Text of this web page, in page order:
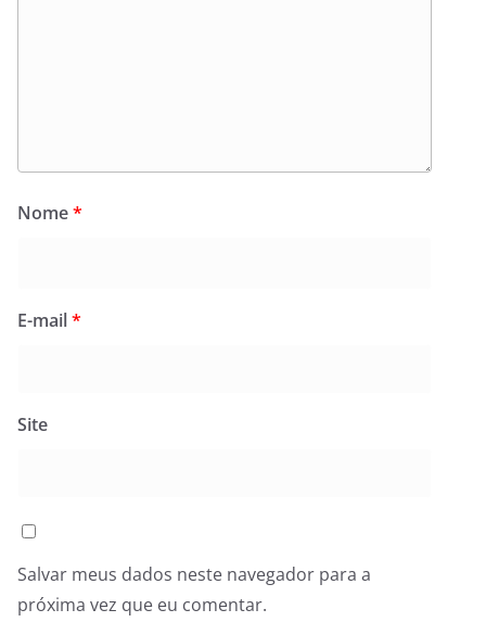
Nome*
E-mail*
Site
Salvar meus dados neste navegador para a
próxima vez que eu comentar.